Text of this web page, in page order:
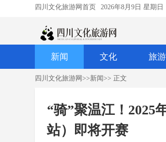
四川文化旅游网首页 2026年8月9日 星期日
新闻 文化 旅游
四川文化旅游网 >>新闻>> 正文
“骑”聚温江！2025
站）即将开赛